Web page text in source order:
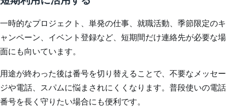
一時的なプロジェクト、単発の仕事、就職活動、季節限定のキ
ャンペーン、イベント登録など、短期間だけ連絡先が必要な場
面にも向いています。
用途が終わった後は番号を切り替えることで、不要なメッセー
ジや電話、スパムに悩まされにくくなります。普段使いの電話
番号を長く守りたい場合にも便利です。